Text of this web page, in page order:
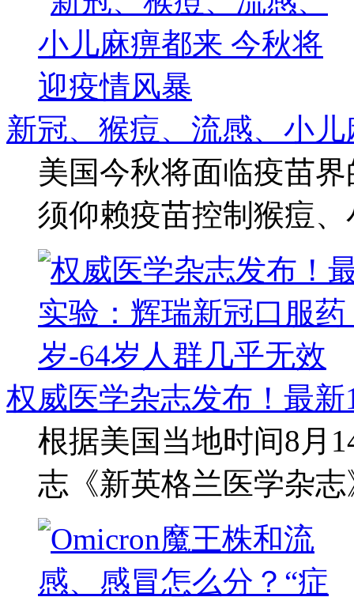
新冠、猴痘、流感、小
美国今秋将面临疫苗
须仰赖疫苗控制猴痘
权威医学杂志发布！最
根据美国当地时间8月
志《新英格兰医学杂